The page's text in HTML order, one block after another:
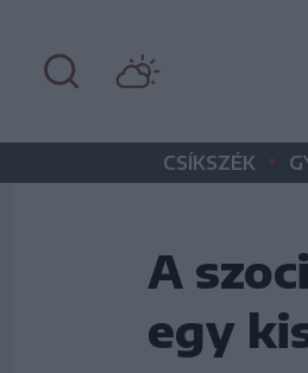
CSÍKSZÉK •
A
egy